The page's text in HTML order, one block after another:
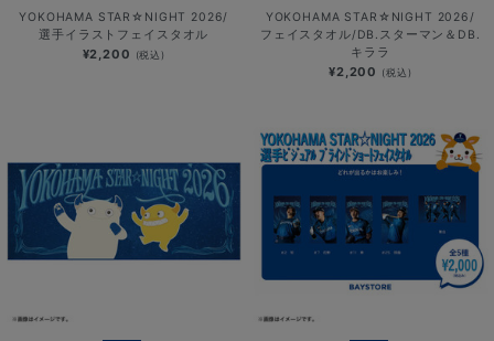
YOKOHAMA STAR☆NIGHT 2026/
選手イラストフェイスタオル
¥2,200 (税込)
YOKOHAMA STAR☆NIGHT 2026/
フェイスタオル/DB.スターマン＆DB.
キララ
¥2,200 (税込)